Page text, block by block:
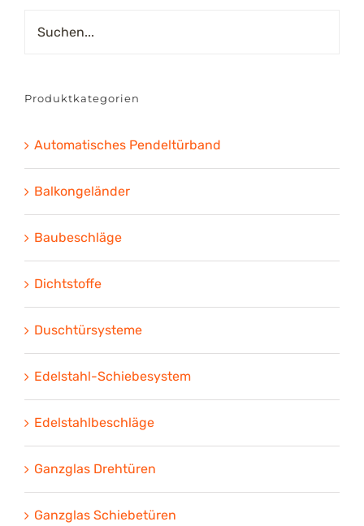
Produktkategorien
Automatisches Pendeltürband
Balkongeländer
Baubeschläge
Dichtstoffe
Duschtürsysteme
Edelstahl-Schiebesystem
Edelstahlbeschläge
Ganzglas Drehtüren
Ganzglas Schiebetüren